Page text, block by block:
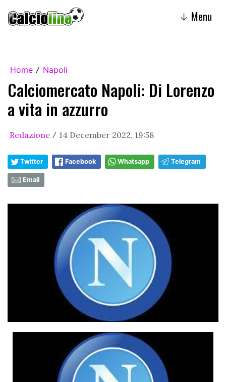
↓ Menu
Home / Napoli
Calciomercato Napoli: Di Lorenzo
a vita in azzurro
Redazione / 14 December 2022, 19:58
Twitter Facebook Whatsapp Telegram
Email